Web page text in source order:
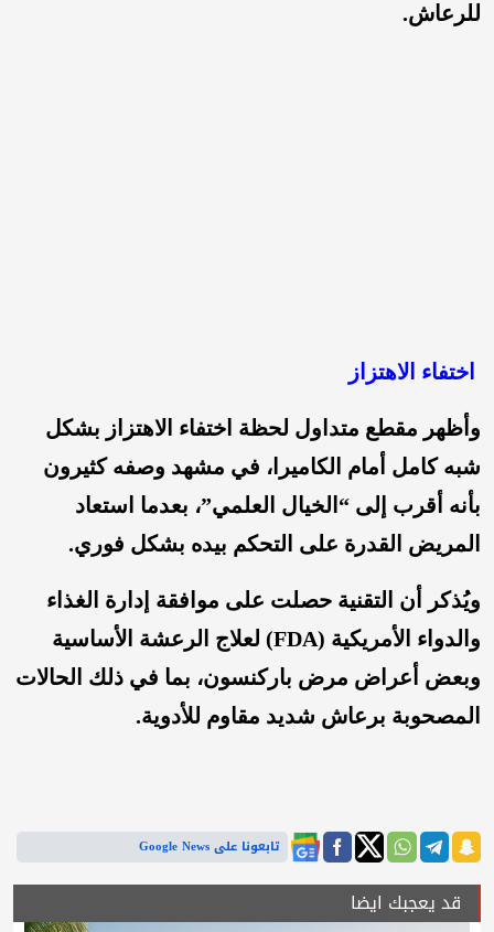
للرعاش.
اختفاء الاهتزاز
وأظهر مقطع متداول لحظة اختفاء الاهتزاز بشكل
شبه كامل أمام الكاميرا، في مشهد وصفه كثيرون
بأنه أقرب إلى “الخيال العلمي”، بعدما استعاد
المريض القدرة على التحكم بيده بشكل فوري.
ويُذكر أن التقنية حصلت على موافقة إدارة الغذاء
والدواء الأمريكية (FDA) لعلاج الرعشة الأساسية
وبعض أعراض مرض باركنسون، بما في ذلك الحالات
المصحوبة برعاش شديد مقاوم للأدوية.
تابعونا على Google News
قد يعجبك ايضا